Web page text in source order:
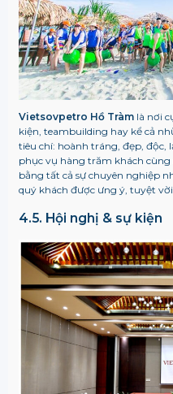
Vietsovpetro Hồ Tràmlà nơi
kiện, teambuilding hay kể cả
tiêu chí: hoành tráng, đẹp, độc,
phục vụ hàng trăm khách cùng
bằng tất cả sự chuyên nghiệp
quý khách được ưng ý, tuyệt vời
4.5. Hội nghị & sự kiện